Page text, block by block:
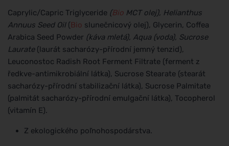
Caprylic/Capric Triglyceride (Bio MCT olej), Helianthus
Annuus Seed Oil(Bio slunečnicový olej), Glycerin, Coffea
Arabica Seed Powder (káva mletá), Aqua (voda), Sucrose
Laurate(laurát sacharózy-přírodní jemný tenzid),
Leuconostoc Radish Root Ferment Filtrate (ferment z
ředkve-antimikrobiální látka), Sucrose Stearate (stearát
sacharózy-přírodní stabilizační látka), Sucrose Palmitate
(palmitát sacharózy-přírodní emulgační látka), Tocopherol
(vitamín E).
Z ekologického poľnohospodárstva.